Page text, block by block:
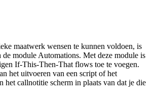
maatwerk wensen te kunnen voldoen, is
module Automations. Met deze module is
If-This-Then-That flows toe te voegen.
het uitvoeren van een script of het
het callnotitie scherm in plaats van dat je die